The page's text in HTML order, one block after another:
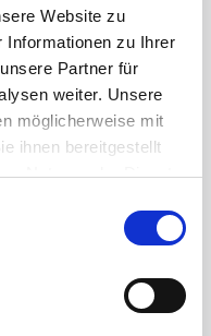
Website zu
Informationen zu Ihrer
Partner für
weiter. Unsere
möglicherweise mit
ihnen bereitgestellt
Nutzung der Dienste
3M 1J 5J